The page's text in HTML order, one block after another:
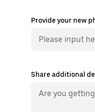
Provide your new
Share additional